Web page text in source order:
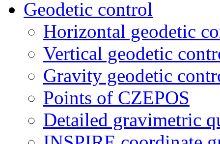
Geodetic control
Horizontal geodetic
Vertical geodetic
Gravity geodetic
Points of CZEPOS
Detailed gravimetric